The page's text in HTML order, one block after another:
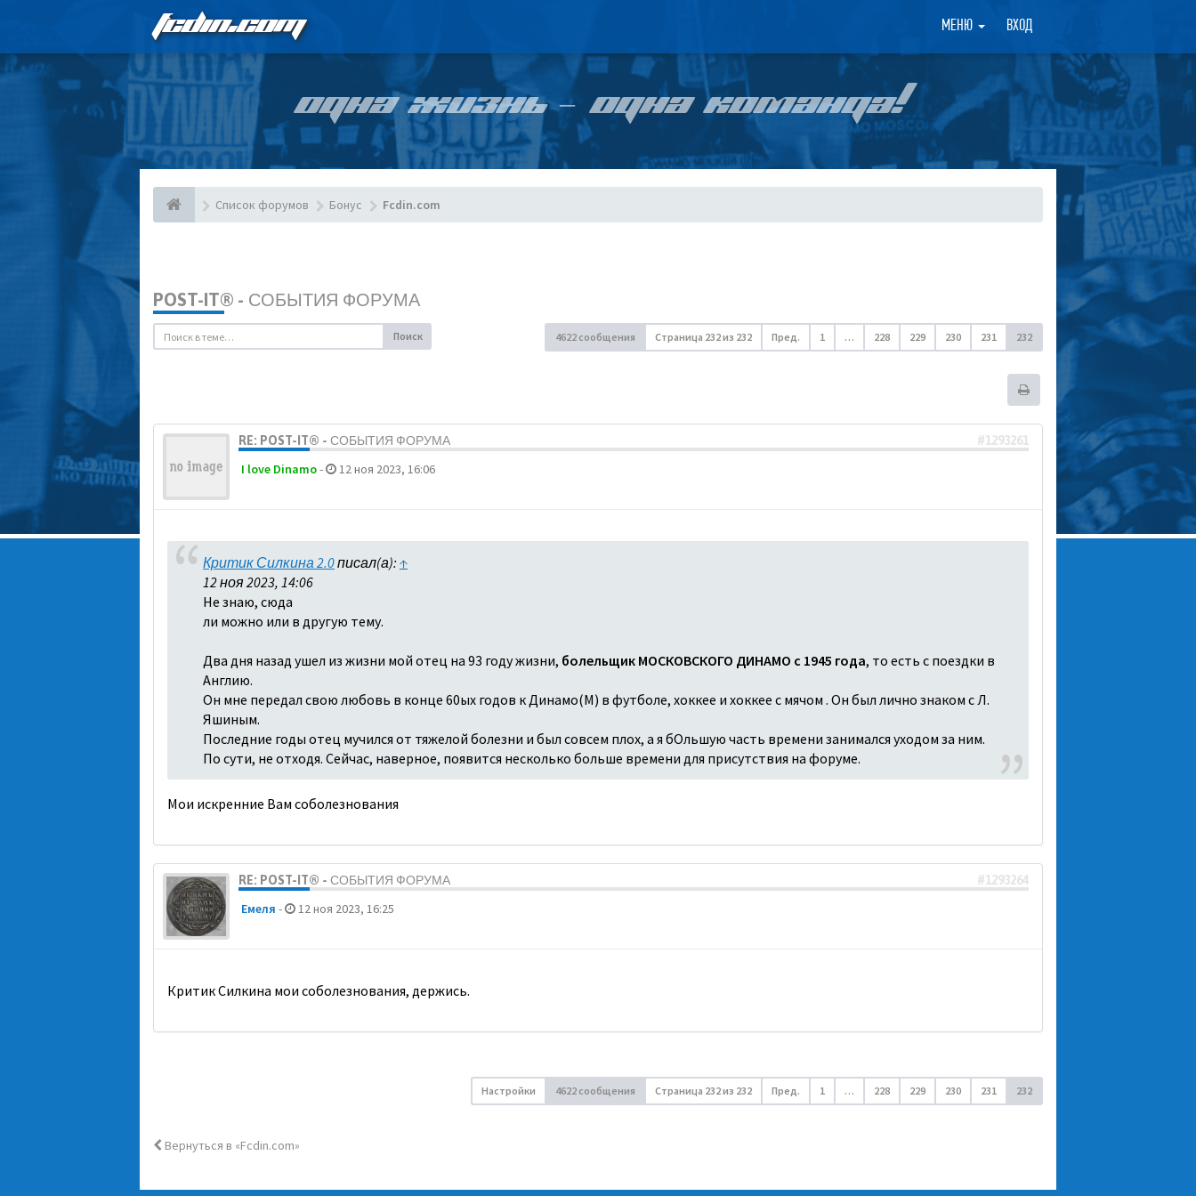
FCDIN.COM МЕНЮ ВХОД ×
ОДНА ЖИЗНЬ – ОДНА КОМАНДА!
Список форумов Бонус Fcdin.com
POST-IT® - СОБЫТИЯ ФОРУМА
Поиск 4622 сообщения Страница 232из 232 Пред. 1 … 228 229 230 231 232
RE: POST-IT® - СОБЫТИЯ ФОРУМА #1293261
I love Dinamo- 12 ноя 2023, 16:06
Критик Силкина 2.0писал(а): ↑
12 ноя 2023, 14:06
Не знаю, сюда
ли можно или в другую тему.
Два дня назад ушел из жизни мой отец на 93 году жизни, болельщик МОСКОВСКОГО ДИНАМО с 1945 года, то есть с поездки в
Англию.
Он мне передал свою любовь в конце 60ых годов к Динамо(М) в футболе, хоккее и хоккее с мячом . Он был лично знаком с Л.
Яшиным.
Последние годы отец мучился от тяжелой болезни и был совсем плох, а я бОльшую часть времени занимался уходом за ним.
По сути, не отходя. Сейчас, наверное, появится несколько больше времени для присутствия на форуме.
Мои искренние Вам соболезнования
RE: POST-IT® - СОБЫТИЯ ФОРУМА #1293264
Емеля - 12 ноя 2023, 16:25
Критик Силкина мои соболезнования, держись.
Настройки 4622 сообщения Страница 232из 232 Пред. 1 … 228 229 230 231 232
Вернуться в «Fcdin.com»